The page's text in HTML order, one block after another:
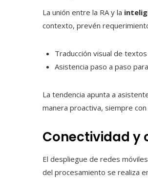
La unión entre la RA y la
contexto, prevén
Traducción visual de
Asistencia paso a paso
La tendencia apunta a
manera proactiva, siempre
Conectividad y
El despliegue de redes
del procesamiento se realiza